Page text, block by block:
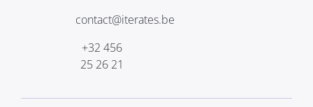
contact@iterates.be
+32 456
25 26 21